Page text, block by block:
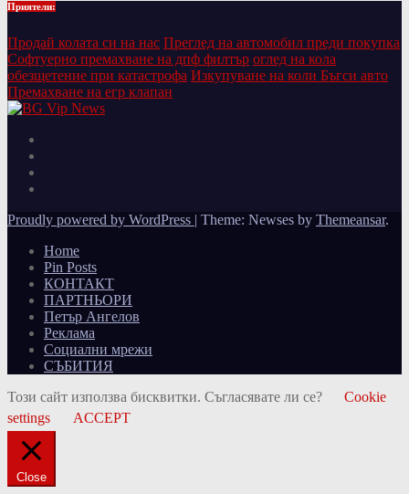
Приятели:
Продай колата си на нас Преглед на автомобил преди покупка
Софтуерно премахване на дпф филтър оглед на кола
обезщетение при катастрофа Изкупуване на коли Бъгси авто
Премахване на егр клапан
Proudly powered by WordPress | Theme: Newses by Themeansar.
Home
Pin Posts
КОНТАКТ
ПАРТНЬОРИ
Петър Ангелов
Реклама
Социални мрежи
СЪБИТИЯ
Този сайт използва бисквитки. Съгласявате ли се?
Cookie
settings
ACCEPT
Close